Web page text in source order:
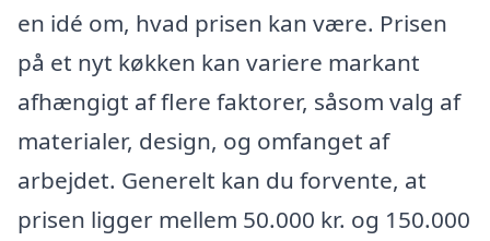
en idé om, hvad prisen kan være. Prisen
på et nyt køkken kan variere markant
afhængigt af flere faktorer, såsom valg af
materialer, design, og omfanget af
arbejdet. Generelt kan du forvente, at
prisen ligger mellem 50.000 kr. og 150.000